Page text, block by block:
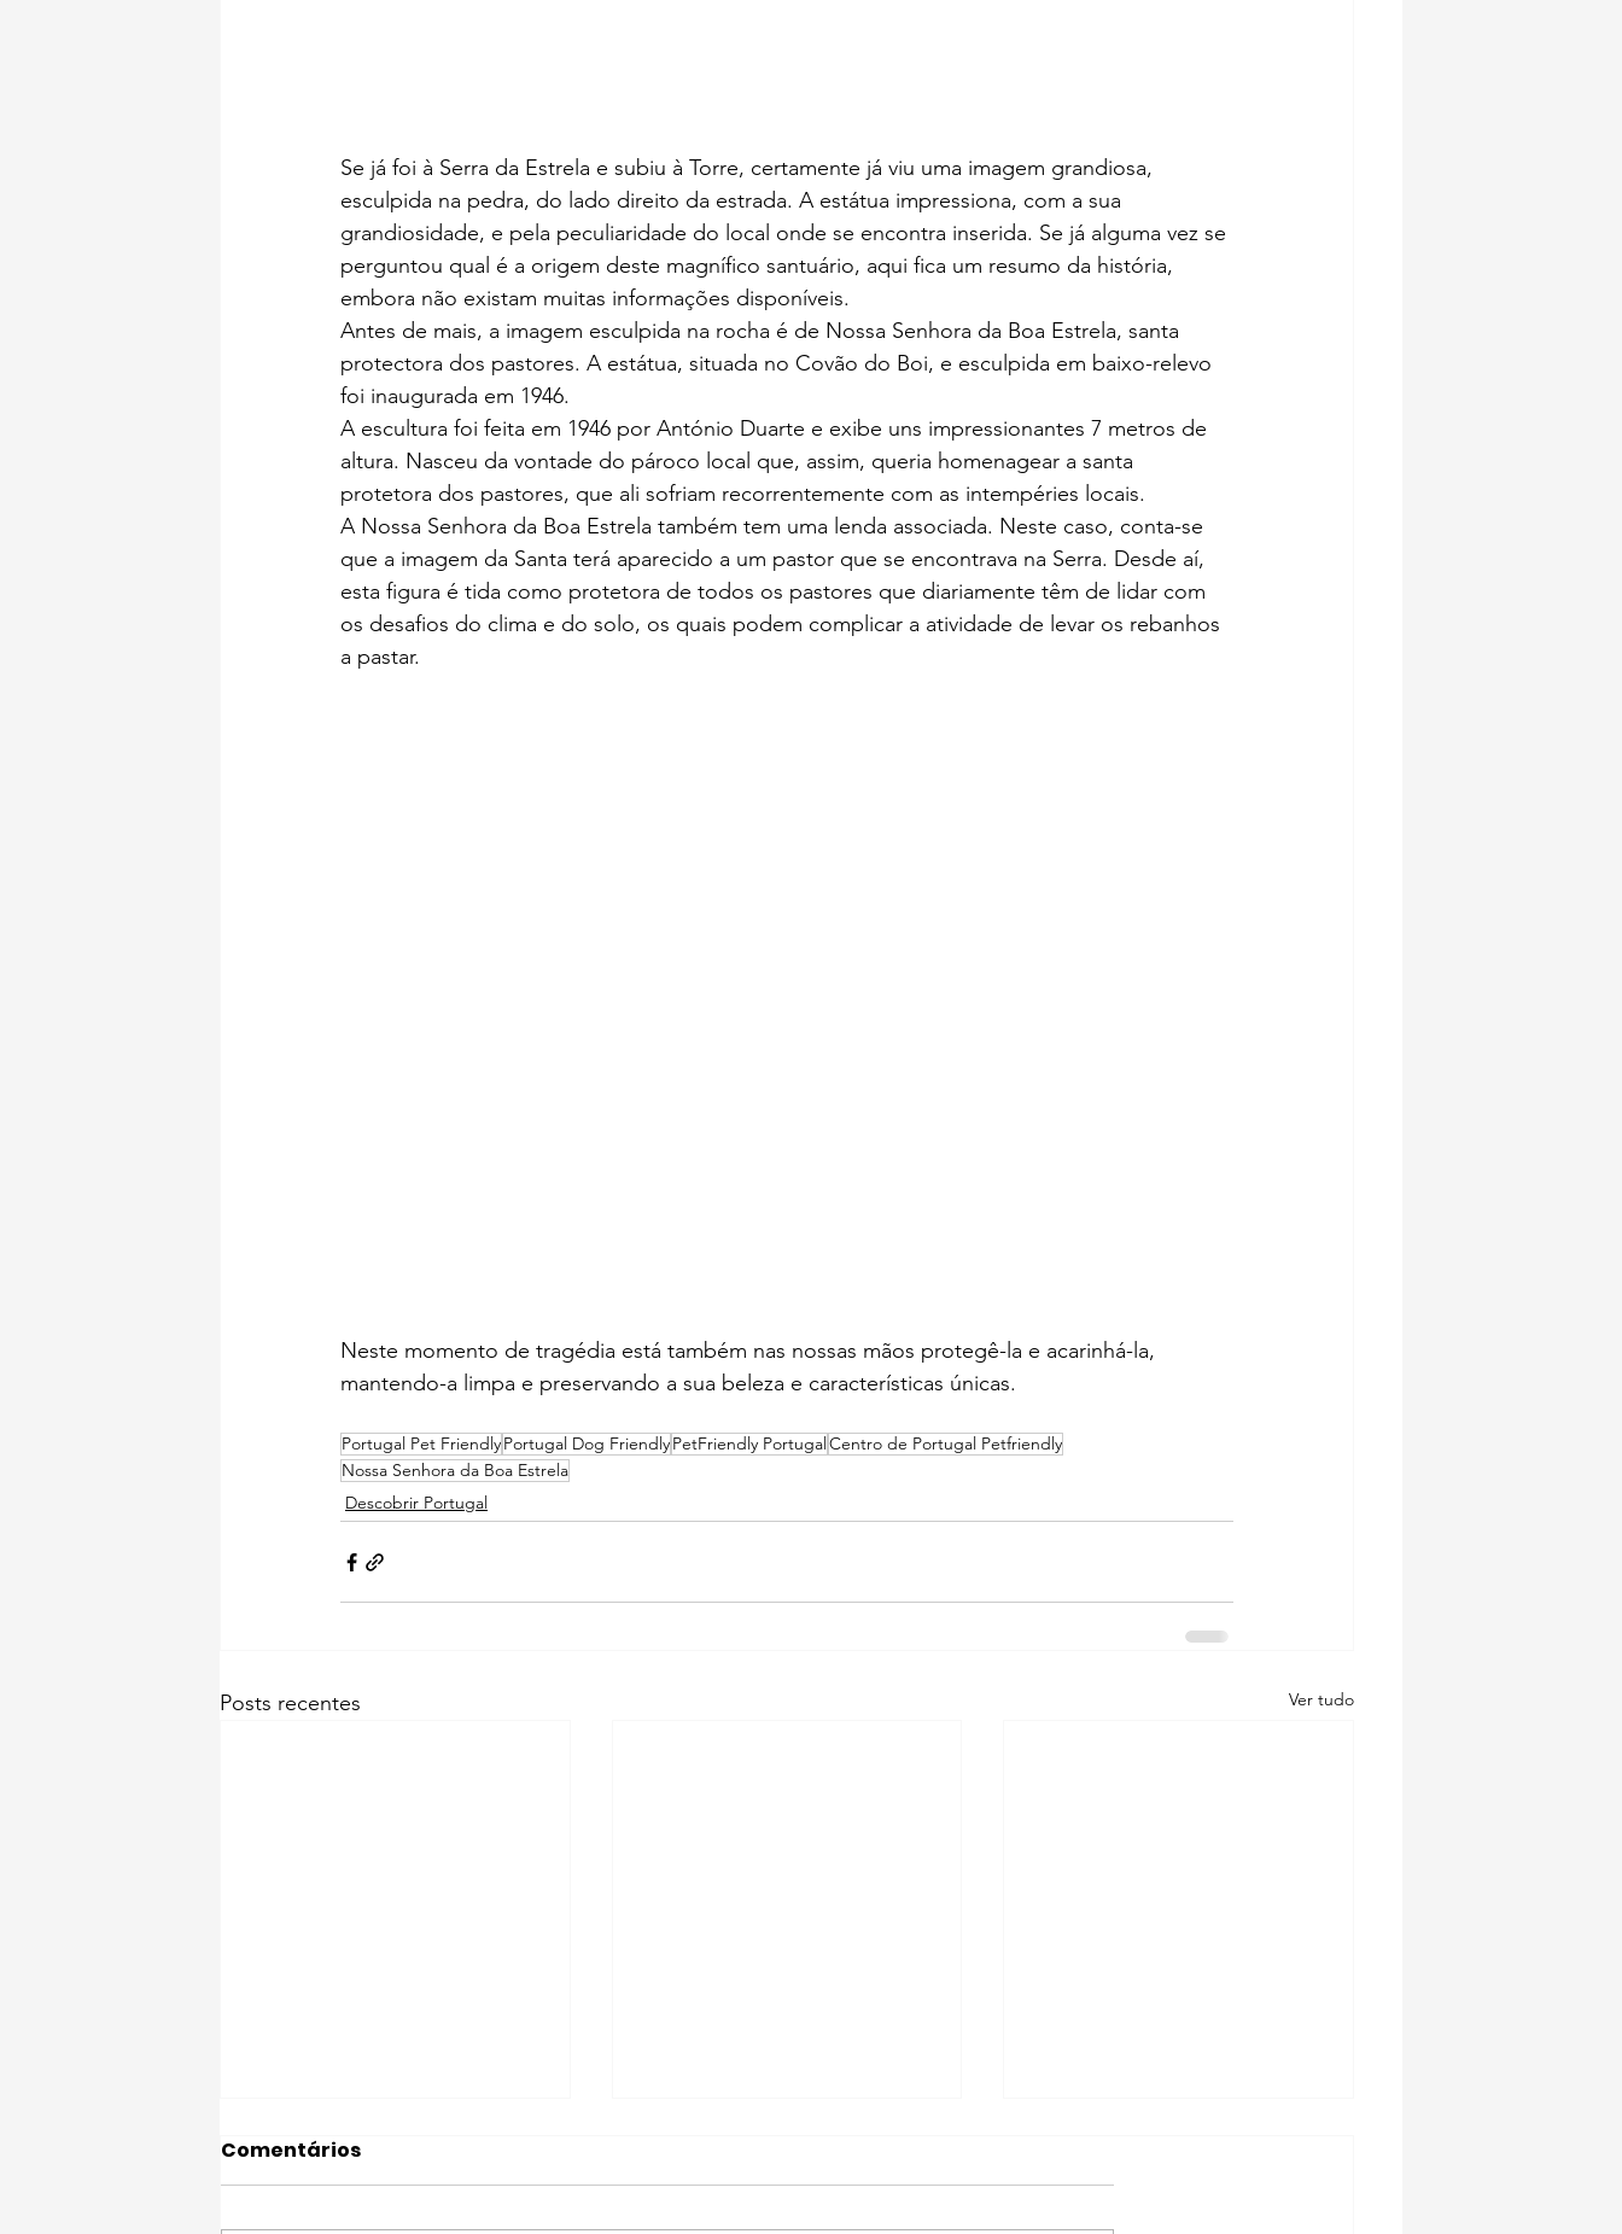
Se já foi à Serra da Estrela e subiu à Torre, certamente já viu uma imagem grandiosa,
esculpida na pedra, do lado direito da estrada. A estátua impressiona, com a sua
grandiosidade, e pela peculiaridade do local onde se encontra inserida. Se já alguma vez se
perguntou qual é a origem deste magnífico santuário, aqui fica um resumo da história,
embora não existam muitas informações disponíveis.
Antes de mais, a imagem esculpida na rocha é de Nossa Senhora da Boa Estrela, santa
protectora dos pastores. A estátua, situada no Covão do Boi, e esculpida em baixo-relevo
foi inaugurada em 1946.
A escultura foi feita em 1946 por António Duarte e exibe uns impressionantes 7 metros de
altura. Nasceu da vontade do pároco local que, assim, queria homenagear a santa
protetora dos pastores, que ali sofriam recorrentemente com as intempéries locais.
A Nossa Senhora da Boa Estrela também tem uma lenda associada. Neste caso, conta-se
que a imagem da Santa terá aparecido a um pastor que se encontrava na Serra. Desde aí,
esta figura é tida como protetora de todos os pastores que diariamente têm de lidar com
os desafios do clima e do solo, os quais podem complicar a atividade de levar os rebanhos
a pastar.
Neste momento de tragédia está também nas nossas mãos protegê-la e acarinhá-la,
mantendo-a limpa e preservando a sua beleza e características únicas.
Portugal Pet FriendlyPortugal Dog FriendlyPetFriendly Portugal Centro de Portugal Petfriendly
Nossa Senhora da Boa Estrela
Descobrir Portugal
Posts recentes Ver tudo
Comentários